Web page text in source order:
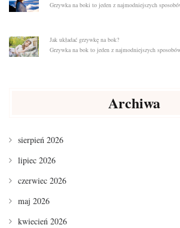
Grzywka na boki to jeden z najmodniejszych
Jak układać grzywkę na bok?
Grzywka na bok to jeden z najmodniejszych
Archiwa
sierpień 2026
lipiec 2026
czerwiec 2026
maj 2026
kwiecień 2026